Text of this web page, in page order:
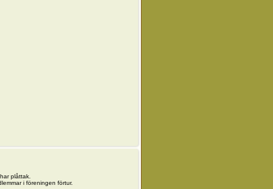
plåttak.
i föreningen förtur.